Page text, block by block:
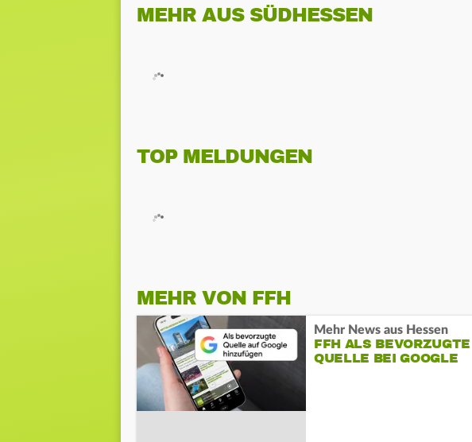
MEHR AUS SÜDHESSEN
TOP MELDUNGEN
MEHR VON FFH
Mehr News aus Hessen
FFH ALS BEVORZUGTE
QUELLE BEI GOOGLE